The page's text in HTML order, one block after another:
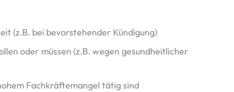
(z.B. bei bevorstehender Kündigung)
oder müssen (z.B. wegen gesundheitlicher
Fachkräftemangel tätig sind